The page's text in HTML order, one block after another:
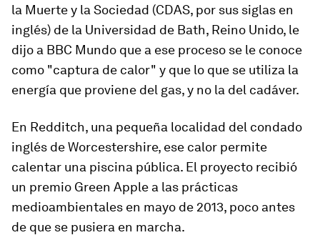
la Muerte y la Sociedad (CDAS, por sus siglas en
inglés) de la Universidad de Bath, Reino Unido, le
dijo a BBC Mundo que a ese proceso se le conoce
como "captura de calor" y que lo que se utiliza la
energía que proviene del gas, y no la del cadáver.
En Redditch, una pequeña localidad del condado
inglés de Worcestershire, ese calor permite
calentar una piscina pública. El proyecto recibió
un premio Green Apple a las prácticas
medioambientales en mayo de 2013, poco antes
de que se pusiera en marcha.